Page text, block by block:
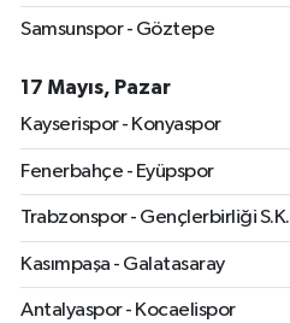
Samsunspor - Göztepe
17 Mayıs, Pazar
Kayserispor - Konyaspor
Fenerbahçe - Eyüpspor
Trabzonspor - Gençlerbirliği S.K.
Kasımpaşa - Galatasaray
Antalyaspor - Kocaelispor